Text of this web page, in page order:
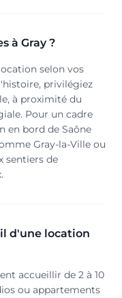
à Gray ?
selon vos
privilégiez
à proximité du
Pour un cadre
en bord de Saône
Gray-la-Ville ou
sentiers de
d'une location
accueillir de 2 à 10
ou appartements